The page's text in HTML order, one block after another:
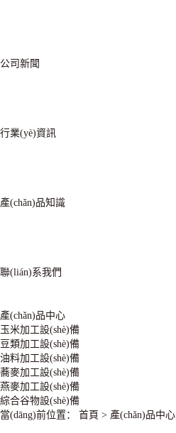
公司新聞
行業(yè)資訊
產(chǎn)品知識
聯(lián)系我們
產(chǎn)品中心
玉米加工設(shè)備
豆類加工設(shè)備
油料加工設(shè)備
蕎麥加工設(shè)備
燕麥加工設(shè)備
綜合谷物設(shè)備
當(dāng)前位置： 首頁 > 產(chǎn)品中心